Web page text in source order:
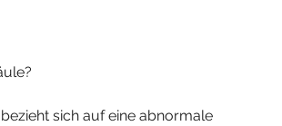
sich auf eine abnormale